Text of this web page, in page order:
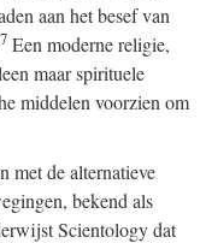
aan het besef van
Een moderne religie,
maar spirituele
middelen voorzien om
met de alternatieve
bekend als
Scientology dat